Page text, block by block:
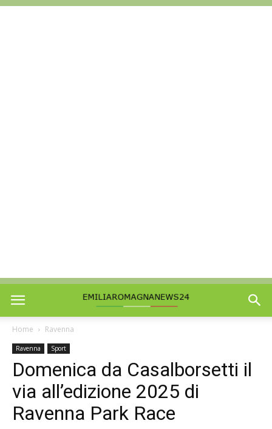
Home Ravenna
Ravenna Sport
Domenica da Casalborsetti il
via all’edizione 2025 di
Ravenna Park Race